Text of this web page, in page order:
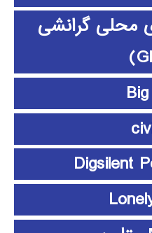
محلی گرانشی
Digsilent